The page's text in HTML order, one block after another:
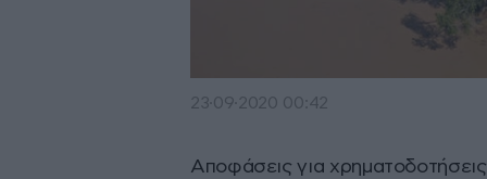
23·09·2020 00:42
Αποφάσεις για